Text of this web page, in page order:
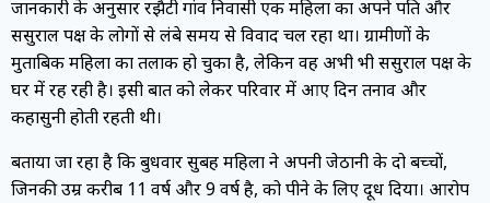
जानकारी के अनुसार रझैटी गांव निवासी एक महिला का अपने पति और
ससुराल पक्ष के लोगों से लंबे समय से विवाद चल रहा था। ग्रामीणों के
मुताबिक महिला का तलाक हो चुका है, लेकिन वह अभी भी ससुराल पक्ष के
घर में रह रही है। इसी बात को लेकर परिवार में आए दिन तनाव और
कहासुनी होती रहती थी।
बताया जा रहा है कि बुधवार सुबह महिला ने अपनी जेठानी के दो बच्चों,
जिनकी उम्र करीब 11 वर्ष और 9 वर्ष है, को पीने के लिए दूध दिया। आरोप